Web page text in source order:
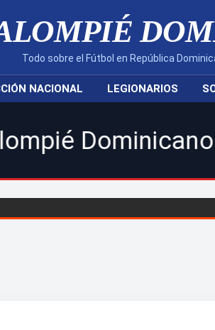
Todo sobre el Fútbol en República
NACIONAL LEGIONARIOS
| Sigue